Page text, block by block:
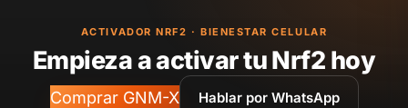
ACTIVADOR NRF2 · BIENESTAR CELULAR
Empieza a activar tu Nrf2 hoy
Comprar GNM-X Hablar por WhatsApp